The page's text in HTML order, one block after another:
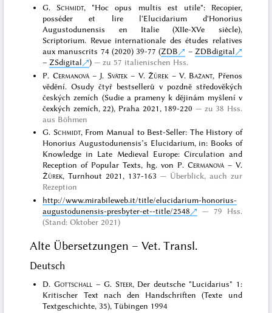
G.Schmidt, "Hoc opus multis est utile": Recopier,
posséder et lire l'Elucidarium d'Honorius
Augustodunensis en Italie (XIIe-XVe siècle),
Scriptorium. Revue internationale des études relatives
aux manuscrits 74 (2020) 39-77 (ZDB – ZDBdigital
–ZSdigital )
zu 57 italienischen Hss.
P. Cermanová– J. Svátek– V. Žůrek – V. Bažant, Přenos
vĕdĕní. Osudy čtyř bestsellerů v pozdnĕ středovĕkých
českých zemích (Sudie a prameny k dĕjinám myšlení v
čexkých zemích, 22), Praha 2021, 189-220
zu 38 Hss.
aus Böhmen
G. Schmidt, From Manual to Best-Seller: The History of
Honorius Augustodunensis’s Elucidarium, in: Books of
Knowledge in Late Medieval Europe: Circulation and
Reception of Popular Texts, hg. von P. Cermanová– V.
Žůrek, Turnhout 2021, 137-163
Überblick, auch zur
Rezeption
http://www.mirabileweb.it/title/elucidarium-honorius-
augustodunensis-presbyter-et--title/2548
79 Hss.
(Stand: Oktober 2021)
Alte Übersetzungen – Vet. Transl.
Deutsch
D.Gottschall – G. Steer, Der deutsche "Lucidarius" 1:
Kritischer Text nach den Handschriften (Texte und
Textgeschichte, 35), Tübingen 1994